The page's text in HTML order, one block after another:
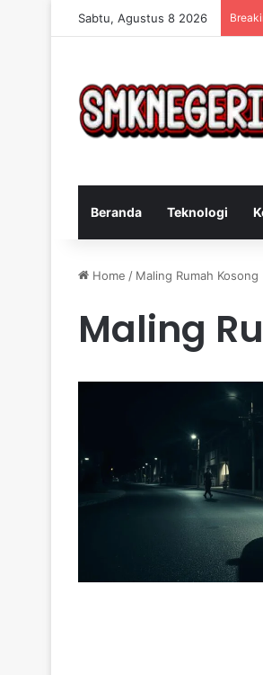
Sabtu, Agustus 8 2026
Beranda Teknologi
Home / Maling Rumah Kosong
Maling